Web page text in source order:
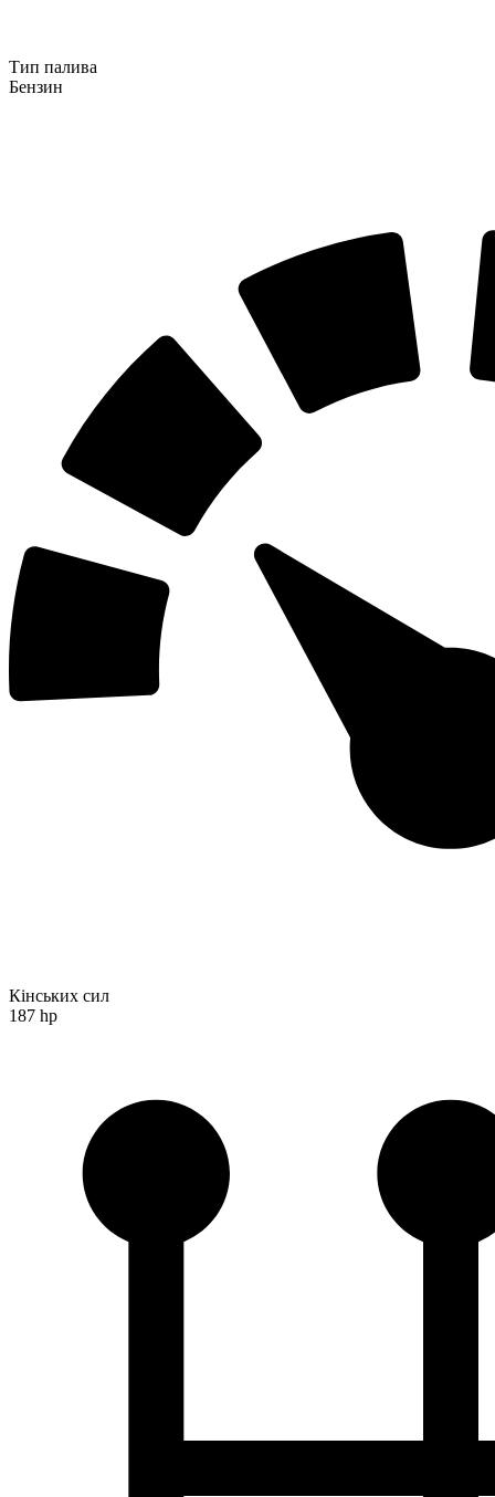
Тип палива
Бензин
Кінських сил
187 hp